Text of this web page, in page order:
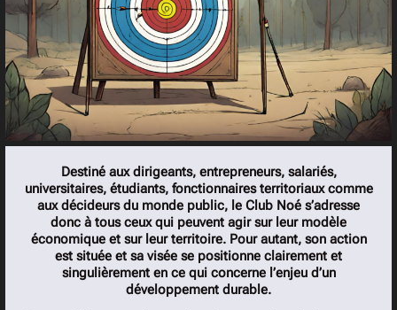
Destiné aux dirigeants, entrepreneurs, salariés,
universitaires, étudiants, fonctionnaires territoriaux comme
aux décideurs du monde public, le Club Noé s’adresse
donc à tous ceux qui peuvent agir sur leur modèle
économique et sur leur territoire. Pour autant, son action
est située et sa visée se positionne clairement et
singulièrement en ce qui concerne l’enjeu d’un
développement durable.